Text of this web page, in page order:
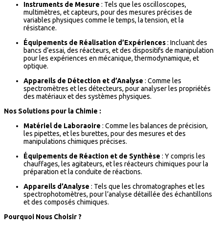
Instruments de Mesure : Tels que les oscilloscopes,
multimètres, et capteurs, pour des mesures précises de
variables physiques comme le temps, la tension, et la
résistance.
Équipements de Réalisation d’Expériences: Incluant des
bancs d’essai, des réacteurs, et des dispositifs de manipulation
pour les expériences en mécanique, thermodynamique, et
optique.
Appareils de Détection et d’Analyse : Comme les
spectromètres et les détecteurs, pour analyser les propriétés
des matériaux et des systèmes physiques.
Nos Solutions pour la Chimie :
Matériel de Laboraoire : Comme les balances de précision,
les pipettes, et les burettes, pour des mesures et des
manipulations chimiques précises.
Équipements de Réaction et de Synthèse : Y compris les
chauffages, les agitateurs, et les réacteurs chimiques pour la
préparation et la conduite de réactions.
Appareils d’Analyse : Tels que les chromatographes et les
spectrophotomètres, pour l’analyse détaillée des échantillons
et des composés chimiques.
Pourquoi Nous Choisir ?